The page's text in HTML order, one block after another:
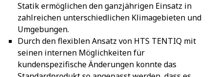
Statik ermöglichen den ganzjährigen Einsatz in
zahlreichen unterschiedlichen Klimagebieten und
Umgebungen.
Durch den flexiblen Ansatz von HTS TENTIQ mit
seinen internen Möglichkeiten für
kundenspezifische Änderungen konnte das